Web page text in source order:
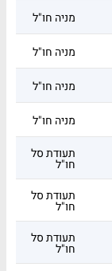
מניה חו"ל
מניה חו"ל
מניה חו"ל
מניה חו"ל
תעודת סל
חו"ל
תעודת סל
חו"ל
תעודת סל
חו"ל